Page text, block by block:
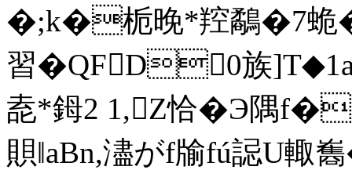
�;k�栀晚*羫鷸�7蛫
習�QFD0族
唟*鉧2 1, Z恰�Э
賏‖aΒn,濜がf牏fú誋U輙